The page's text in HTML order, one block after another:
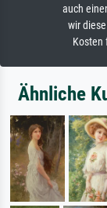
auch
wir
Kosten
Ähnliche